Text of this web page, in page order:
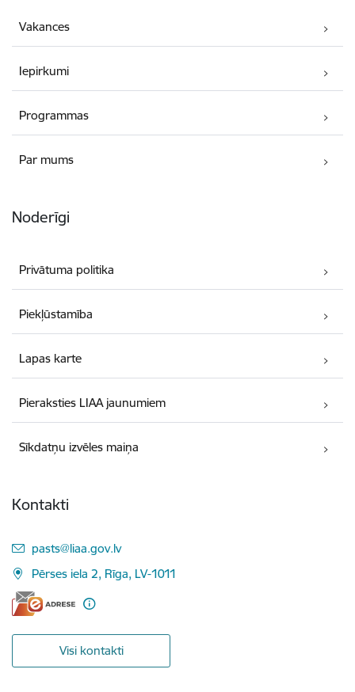
Vakances
Iepirkumi
Programmas
Par mums
Noderīgi
Privātuma politika
Piekļūstamība
Lapas karte
Pieraksties LIAA jaunumiem
Sīkdatņu izvēles maiņa
Kontakti
E-pasts:
pasts@liaa.gov.lv
Pērses iela 2, Rīga, LV-1011
Visi kontakti